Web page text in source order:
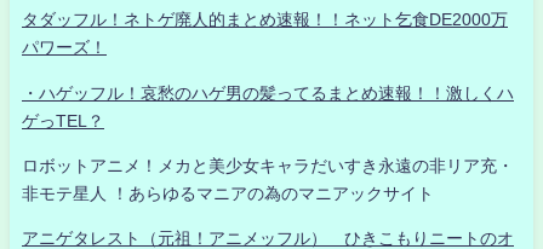
タダッフル！ネトゲ廃人的まとめ速報！！ネット乞食DE2000万
パワーズ！
・ハゲッフル！哀愁のハゲ男の髪ってるまとめ速報！！激しくハ
ゲっTEL？
ロボットアニメ！メカと美少女キャラだいすき永遠の非リア充・
非モテ星人 ！あらゆるマニアの為のマニアックサイト
アニゲタレスト（元祖！アニメッフル） ひきこもりニートのオ